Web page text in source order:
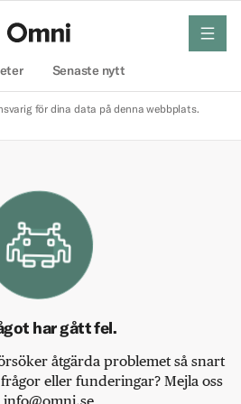
Senaste nytt
meny
för dina data på denna webbplats.
har gått fel.
åtgärda problemet så snart
eller funderingar? Mejla oss